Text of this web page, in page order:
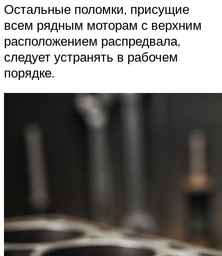
Остальные поломки, присущие
всем рядным моторам с верхним
расположением распредвала,
следует устранять в рабочем
порядке.